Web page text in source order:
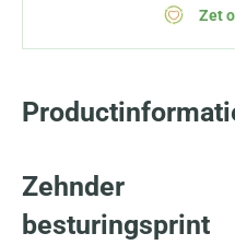
Zet
Zehnder
besturingsprint